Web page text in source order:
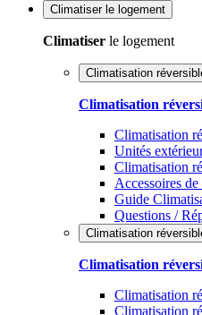
Climatiser le logement
Climatiser le logement
Climatisation
Climatisation
Climatisation
Unités
Climatisation
Accessoires
Guide
Questions /
Climatisation
Climatisation
Climatisation
Climatisation